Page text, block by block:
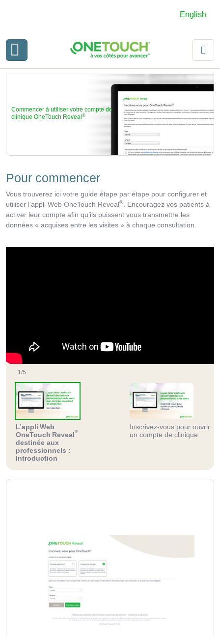
English
Commencer à utiliser votre compte de
clinique OneTouch Reveal ®
Pour commencer
Vous trouverez ici votre guide étape par étape pour configurer et
utiliser l’appli Web OneTouch Reveal®
. Encouragez vos patients à
activer leur compte afin qu’ils puissent vous transmettre les
données « acquises entre les visites » à chaque consultation.
1/5
L’appli Web
OneTouch Reveal®
destinée aux
professionnels :
Introduction
Inscrivez-vous pour ouvrir
un compte de clinique